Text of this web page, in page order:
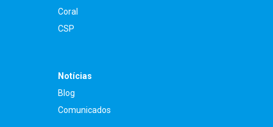
Coral
CSP
Notícias
Blog
Comunicados